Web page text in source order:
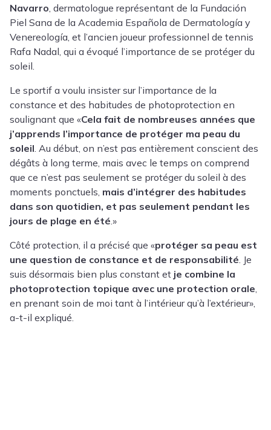
Navarro , dermatologue représentant de la Fundación
Piel Sana de la Academia Española de Dermatología y
Venereología, et l’ancien joueur professionnel de tennis
Rafa Nadal, qui a évoqué l’importance de se protéger du
soleil.
Le sportif a voulu insister sur l’importance de la
constance et des habitudes de photoprotection en
soulignant que «Cela fait de nombreuses années que
j’apprends l’importance de protéger ma peau du
soleil . Au début, on n’est pas entièrement conscient des
dégâts à long terme, mais avec le temps on comprend
que ce n’est pas seulement se protéger du soleil à des
moments ponctuels, mais d’intégrer des habitudes
dans son quotidien, et pas seulement pendant les
jours de plage en été .»
Côté protection, il a précisé que «protéger sa peau est
une question de constance et de responsabilité . Je
suis désormais bien plus constant et je combine la
photoprotection topique avec une protection orale
en prenant soin de moi tant à l’intérieur qu’à l’extérieur»,
a-t-il expliqué.